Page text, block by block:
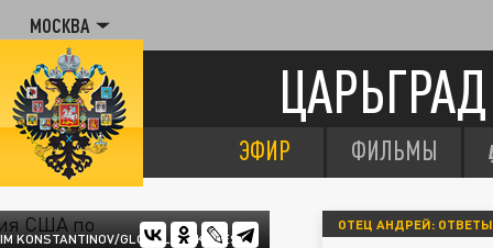
МОСКВА
ЦАРЬГРАД
ЭФИР ФИЛЬМЫ
KONSTANTINOV/GLOBALLOOKPRESS
ОТЕЦ АНДРЕЙ: ОТВЕТЫ